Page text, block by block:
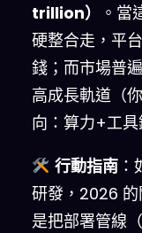
trillion）
。當
硬整合走，平
錢；而市場普
高成長軌道（
向：算力+工具
行動指南：
研發，2026
是把部署管線